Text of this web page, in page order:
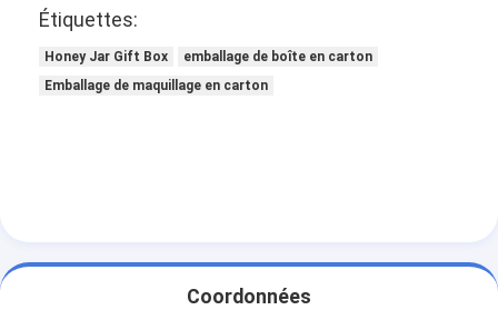
Étiquettes:
Honey Jar Gift Box
emballage de boîte en carton
Emballage de maquillage en carton
Coordonnées